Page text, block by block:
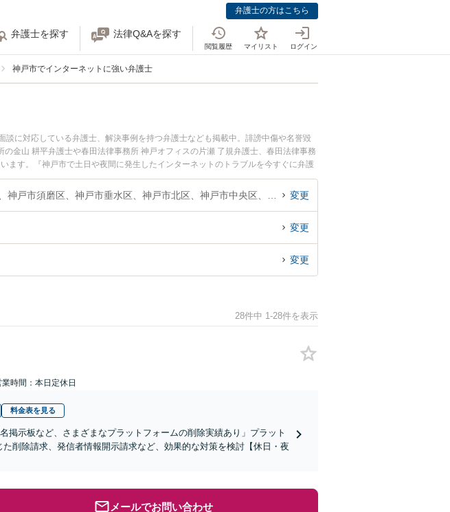
弁護士の方はこちら
弁護士を探す 法律Q&Aを探す
閲覧履歴 マイリスト ログイン
神戸市でインターネットに強い弁護士
に対応している弁護士、解決事例を持つ弁護士なども掲載中。誹謗中傷や名誉毀
金山 耕平弁護士や春田法律事務所 神戸オフィスの片瀬 了規弁護士、春田法律事務
ます。『神戸市で土日や夜間に発生したインターネットのトラブルを今すぐに弁護
初回相談無料でインターネットを法律相談できる神戸市内の弁護士に相談予約した
変更
変更
変更
28件中 1-28件を表示
業時間：本日定休日
料金表を見る
掲示板など、さまざまなプラットフォームの削除実績あり」プラット
削除請求、発信者情報開示請求など、効果的な対策を検討【休日・夜
メールでお問い合わせ